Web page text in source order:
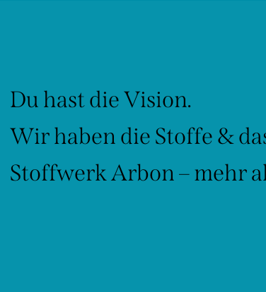
Du hast die Vision.
Wir haben die Stoffe &
Stoffwerk Arbon – mehr